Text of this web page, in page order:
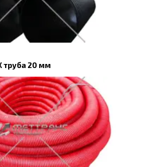
труба 20 мм